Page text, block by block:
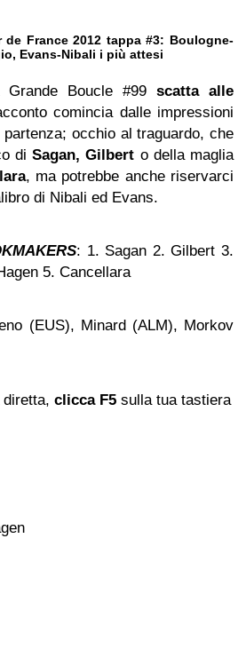
de France 2012 tappa #3: Boulogne-
Evans-Nibali i più attesi
Boucle #99 scatta alle
comincia dalle impressioni
occhio al traguardo, che
diSagan, Gilbert o della maglia
, ma potrebbe anche riservarci
di Nibali ed Evans.
: 1. Sagan 2. Gilbert 3.
5. Cancellara
(EUS), Minard (ALM), Morkov
diretta, clicca F5 sulla tua tastiera